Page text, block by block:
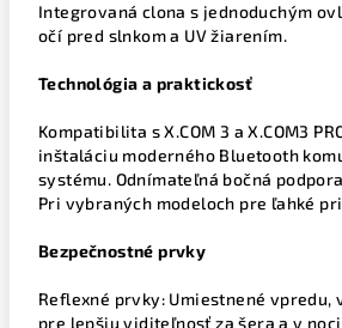
Integrovaná clona s jednoduchým
očí pred slnkom a UV žiarením.
Technológia a praktickosť
Kompatibilita s X.COM 3 a X.COM3
inštaláciu moderného Bluetooth
systému. Odnímateľná bočná
Pri vybraných modeloch pre ľahké
Bezpečnostné prvky
Reflexné prvky: Umiestnené vpredu,
pre lepšiu viditeľnosť za šera a v